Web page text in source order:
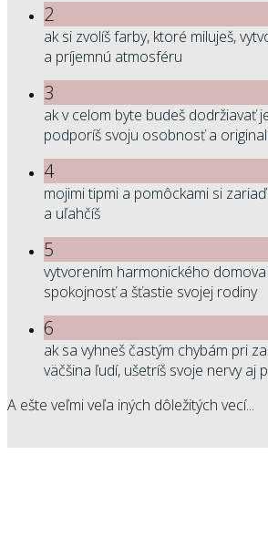
2
ak si zvolíš farby, ktoré miluješ,
a príjemnú atmosféru
3
ak v celom byte budeš dodržiavať
podporíš svoju osobnosť a
4
mojimi tipmi a pomôckami si
a uľahčíš
5
vytvorením harmonického
spokojnosť a šťastie svojej rodiny
6
ak sa vyhneš častým chybám pri
väčšina ľudí, ušetríš svoje nervy aj
A ešte veľmi veľa iných dôležitých vecí...